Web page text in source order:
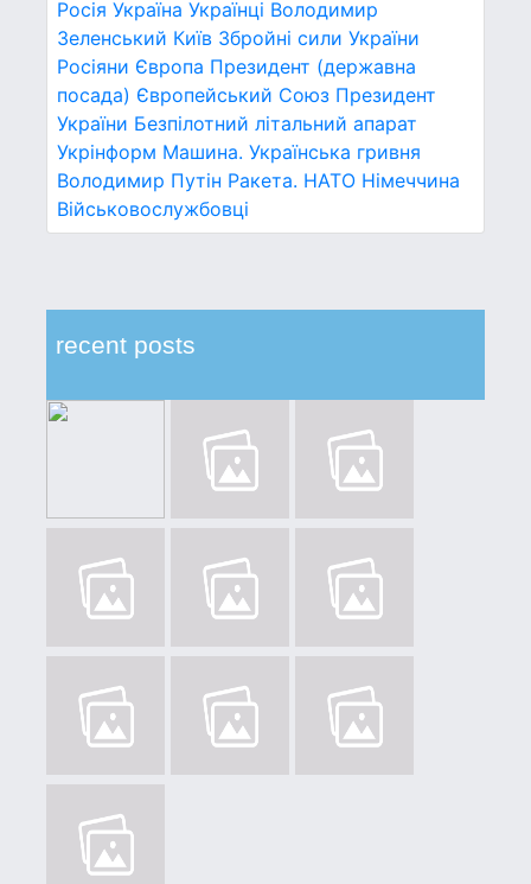
Росія Україна Українці Володимир
Зеленський Київ Збройні сили України
Росіяни Європа Президент (державна
посада) Європейський Союз Президент
України Безпілотний літальний апарат
Укрінформ Машина. Українська гривня
Володимир Путін Ракета. НАТО Німеччина
Військовослужбовці
recent posts